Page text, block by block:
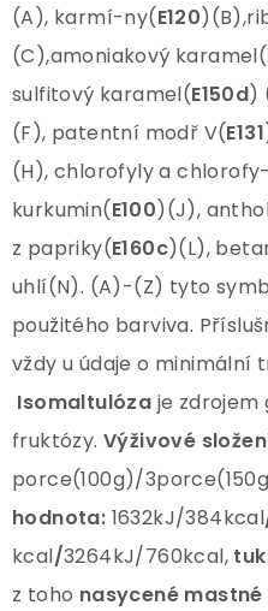
(A), karmí-ny(E120
(C),amoniakový karamel(
sulfitový karamel(E150d)
(F), patentní modř V(E131
(H), chlorofyly a
kurkumin(E100)(J),
z papriky(E160c)(L),
uhlí(N). (A)-(Z) tyto
použitého barviva.
vždy u údaje o minimální
Isomaltulóza je zdrojem
fruktózy.Výživové
porce(100g)/
hodnota: 1632kJ/384kcal
kcal/3264kJ/760kcal,
z toho nasycené mastné